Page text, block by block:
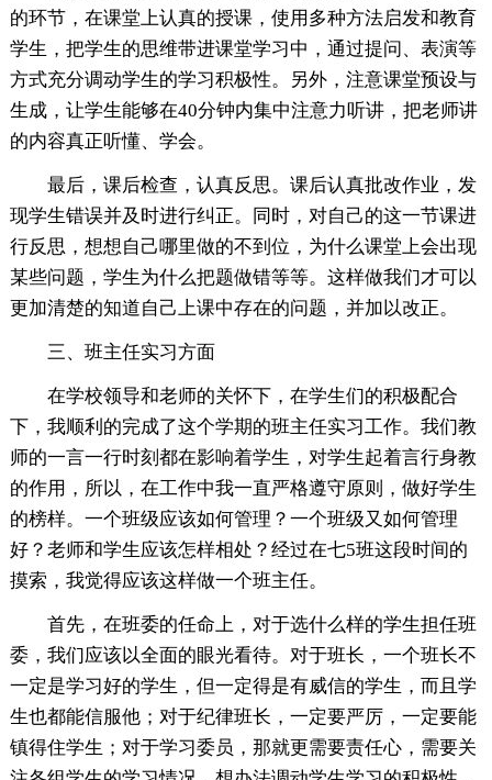
的环节，在课堂上认真的授课，使用多种方法启发和教育
学生，把学生的思维带进课堂学习中，通过提问、表演等
方式充分调动学生的学习积极性。另外，注意课堂预设与
生成，让学生能够在40分钟内集中注意力听讲，把老师讲
的内容真正听懂、学会。
最后，课后检查，认真反思。课后认真批改作业，发
现学生错误并及时进行纠正。同时，对自己的这一节课进
行反思，想想自己哪里做的不到位，为什么课堂上会出现
某些问题，学生为什么把题做错等等。这样做我们才可以
更加清楚的知道自己上课中存在的问题，并加以改正。
三、班主任实习方面
在学校领导和老师的关怀下，在学生们的积极配合
下，我顺利的完成了这个学期的班主任实习工作。我们教
师的一言一行时刻都在影响着学生，对学生起着言行身教
的作用，所以，在工作中我一直严格遵守原则，做好学生
的榜样。一个班级应该如何管理？一个班级又如何管理
好？老师和学生应该怎样相处？经过在七5班这段时间的
摸索，我觉得应该这样做一个班主任。
首先，在班委的任命上，对于选什么样的学生担任班
委，我们应该以全面的眼光看待。对于班长，一个班长不
一定是学习好的学生，但一定得是有威信的学生，而且学
生也都能信服他；对于纪律班长，一定要严厉，一定要能
镇得住学生；对于学习委员，那就更需要责任心，需要关